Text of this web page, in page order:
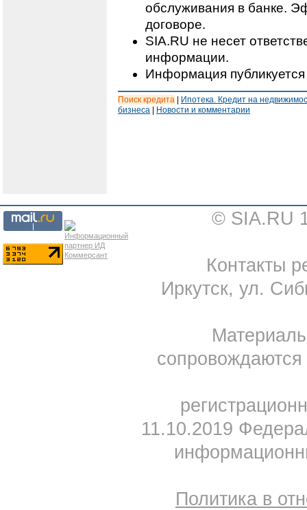
обслуживания в банке.
договоре.
SIA.RU не несет
информации.
Информация
Поиск кредита
Ипотека. Кредит на
бизнеса
Новости и комментарии
© SIA.RU
Контакты
Иркутск, ул.
11.10.2019
Политика в